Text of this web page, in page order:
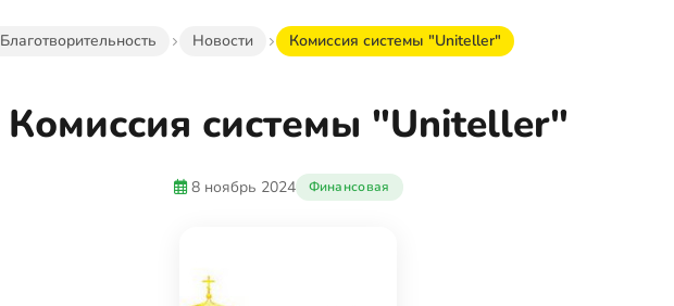
Благотворительность Новости Комиссия системы "Uniteller"
Комиссия системы "Uniteller"
8 ноябрь 2024 Финансовая